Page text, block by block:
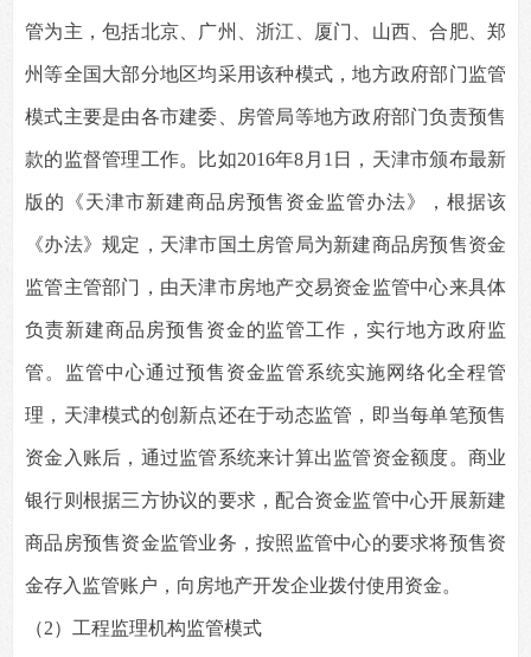
管为主，包括北京、广州、浙江、厦门、山西、合肥、郑
州等全国大部分地区均采用该种模式，地方政府部门监管
模式主要是由各市建委、房管局等地方政府部门负责预售
款的监督管理工作。比如2016年8月1日，天津市颁布最新
版的《天津市新建商品房预售资金监管办法》，根据该
《办法》规定，天津市国土房管局为新建商品房预售资金
监管主管部门，由天津市房地产交易资金监管中心来具体
负责新建商品房预售资金的监管工作，实行地方政府监
管。监管中心通过预售资金监管系统实施网络化全程管
理，天津模式的创新点还在于动态监管，即当每单笔预售
资金入账后，通过监管系统来计算出监管资金额度。商业
银行则根据三方协议的要求，配合资金监管中心开展新建
商品房预售资金监管业务，按照监管中心的要求将预售资
金存入监管账户，向房地产开发企业拨付使用资金。
（2）工程监理机构监管模式